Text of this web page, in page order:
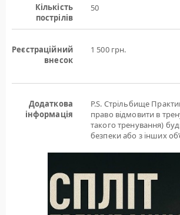
Кількість
пострілів
50
Реєстраційний
внесок
1 500 грн.
Додаткова
інформація
P.S. Стрільбище
право відмовити в
такого тренування)
безпеки або з інших